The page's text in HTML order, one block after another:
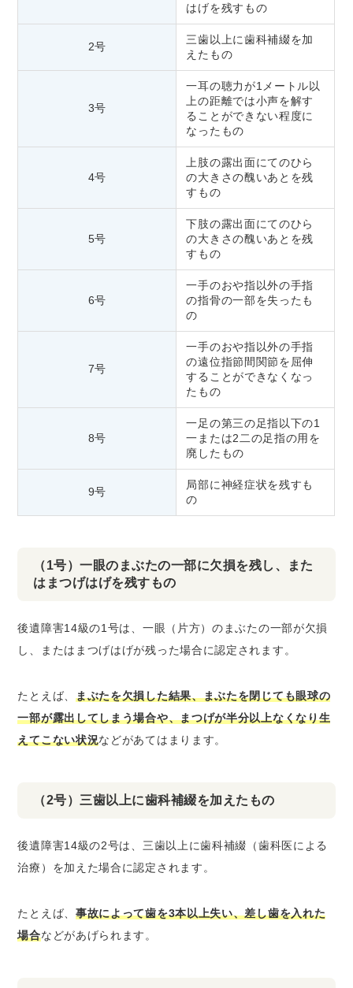
はげを残すもの
2号
三歯以上に歯科補綴を加
えたもの
3号
一耳の聴力が1メートル以
上の距離では小声を解す
ることができない程度に
なったもの
4号
上肢の露出面にてのひら
の大きさの醜いあとを残
すもの
5号
下肢の露出面にてのひら
の大きさの醜いあとを残
すもの
6号
一手のおや指以外の手指
の指骨の一部を失ったも
の
7号
一手のおや指以外の手指
の遠位指節間関節を屈伸
することができなくなっ
たもの
8号
一足の第三の足指以下の1
一または2二の足指の用を
廃したもの
9号
局部に神経症状を残すも
の
（1号）一眼のまぶたの一部に欠損を残し、また
はまつげはげを残すもの
後遺障害14級の1号は、一眼（片方）のまぶたの一部が欠損
し、またはまつげはげが残った場合に認定されます。
たとえば、 まぶたを欠損した結果、まぶたを閉じても眼球の
一部が露出してしまう場合や、まつげが半分以上なくなり生
えてこない状況などがあてはまります。
（2号）三歯以上に歯科補綴を加えたもの
後遺障害14級の2号は、三歯以上に歯科補綴（歯科医による
治療）を加えた場合に認定されます。
たとえば、 事故によって歯を3本以上失い、差し歯を入れた
場合などがあげられます。